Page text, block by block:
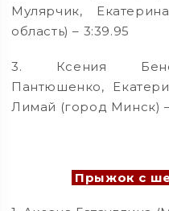
Мулярчик,
область) – 3:39.95
3. Ксения
Пантюшенко,
Лимай (город Минск) –
Прыжок с